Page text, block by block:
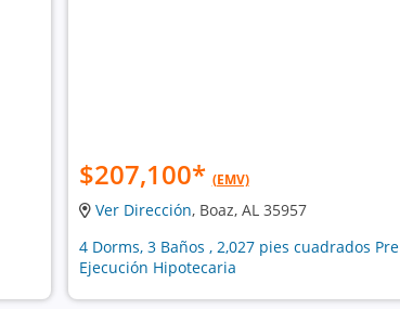
$207,100* (EMV)
Ver Dirección, Boaz, AL 35957
4 Dorms, 3 Baños , 2,027 pies cuadrados Pre
Ejecución Hipotecaria